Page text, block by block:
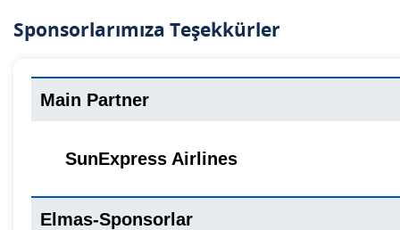
Sponsorlarımıza Teşekkürler
Main Partner
SunExpress Airlines
Elmas-Sponsorlar